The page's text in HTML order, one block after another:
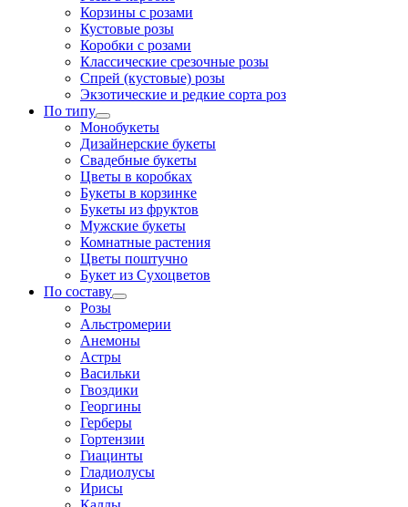
Корзины с розами
Кустовые розы
Коробки с розами
Классические срезочные розы
Спрей (кустовые) розы
Экзотические и редкие сорта роз
По типу
Монобукеты
Дизайнерские букеты
Свадебные букеты
Цветы в коробках
Букеты в корзинке
Букеты из фруктов
Мужские букеты
Комнатные растения
Цветы поштучно
Букет из Сухоцветов
По составу
Розы
Альстромерии
Анемоны
Астры
Васильки
Гвоздики
Георгины
Герберы
Гортензии
Гиацинты
Гладиолусы
Ирисы